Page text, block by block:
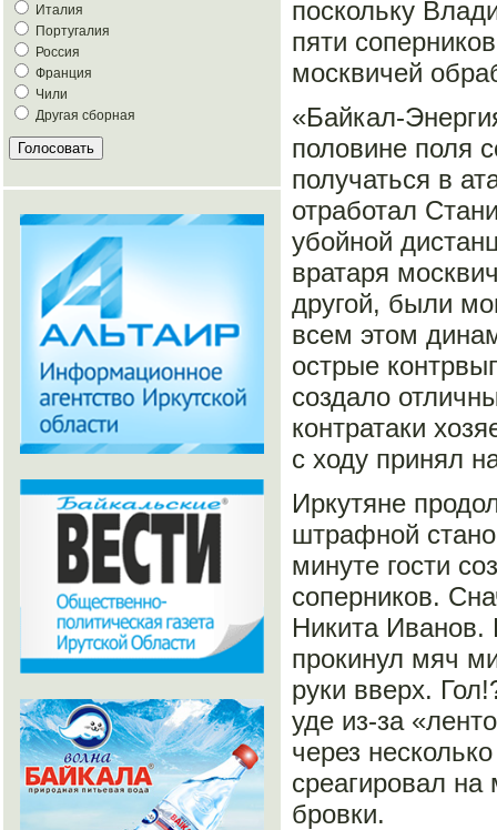
Италия
Португалия
Россия
Франция
Чили
Другая сборная
поскольку
пяти
москвичей
«Байкал-
половине поля
получаться в
отработал
убойной
вратаря
другой, были
всем этом
острые
создало
контратаки
с ходу принял
Иркутяне
штрафной
минуте гости
соперников.
Никита
прокинул мяч
руки вверх.
уде из-за
через
среагировал
бровки.